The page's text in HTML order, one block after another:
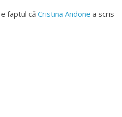
faptul că Cristina Andone a scris